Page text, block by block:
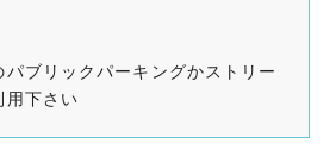
ブリックパーキングかストリー
用下さい